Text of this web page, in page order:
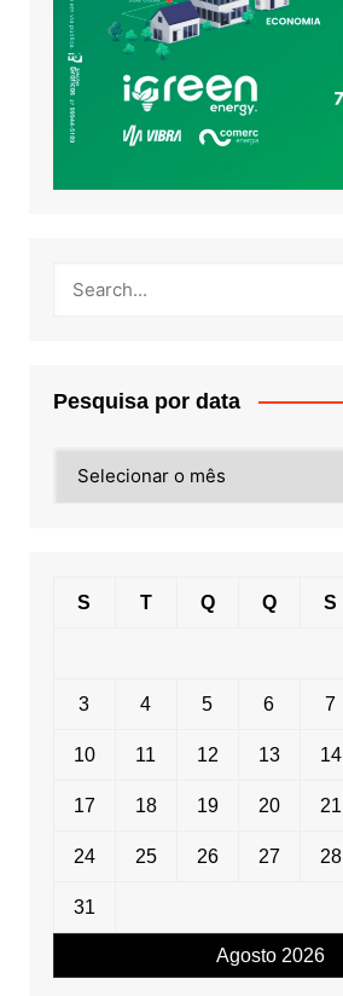
Pesquisa por data
por
Agosto 2026
S T Q Q S
3 4 5 6 7
10 11 12 13 14
17 18 19 20 21
24 25 26 27 28
31